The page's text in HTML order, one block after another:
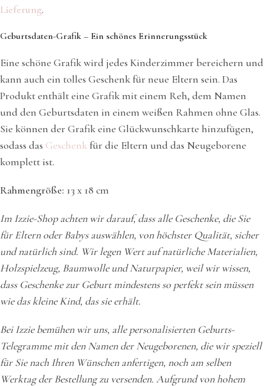
Lieferung.
Geburtsdaten-Grafik – Ein schönes Erinnerungsstück
Eine schöne Grafik wird jedes Kinderzimmer bereichern und
kann auch ein tolles Geschenk für neue Eltern sein. Das
Produkt enthält eine Grafik mit einem Reh, dem Namen
und den Geburtsdaten in einem weißen Rahmen ohne Glas.
Sie können der Grafik eine Glückwunschkarte hinzufügen,
sodass das Geschenk für die Eltern und das Neugeborene
komplett ist.
Rahmengröße: 13 x 18 cm
Im Izzie-Shop achten wir darauf, dass alle Geschenke, die Sie
für Eltern oder Babys auswählen, von höchster Qualität, sicher
und natürlich sind. Wir legen Wert auf natürliche Materialien,
Holzspielzeug, Baumwolle und Naturpapier, weil wir wissen,
dass Geschenke zur Geburt mindestens so perfekt sein müssen
wie das kleine Kind, das sie erhält.
Bei Izzie bemühen wir uns, alle personalisierten Geburts-
Telegramme mit den Namen der Neugeborenen, die wir speziell
für Sie nach Ihren Wünschen anfertigen, noch am selben
Werktag der Bestellung zu versenden. Aufgrund von hohem